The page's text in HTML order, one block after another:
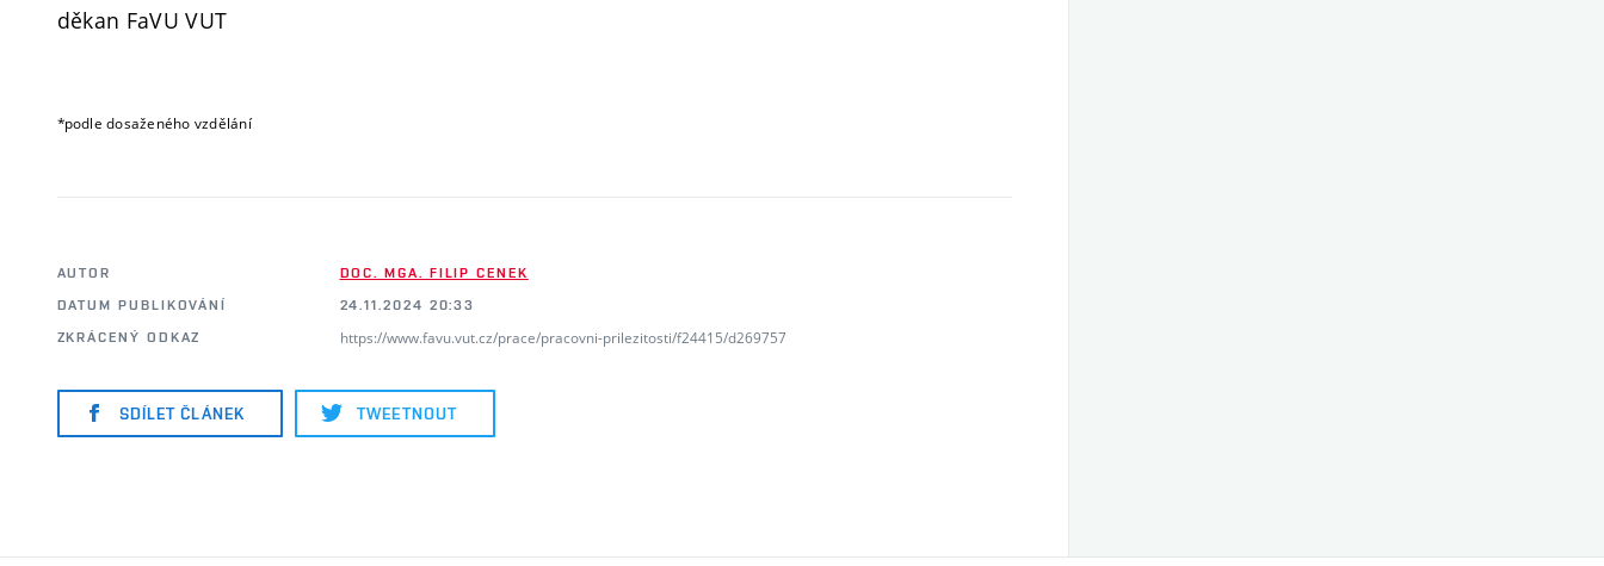
děkan FaVU VUT
*podle dosaženého vzdělání
AUTOR
DOC. MGA. FILIP CENEK
DATUM PUBLIKOVÁNÍ
24.11.2024 20:33
ZKRÁCENÝ ODKAZ
https://www.favu.vut.cz/prace/pracovni-prilezitosti/f24415/d269757
SDÍLET ČLÁNEK TWEETNOUT